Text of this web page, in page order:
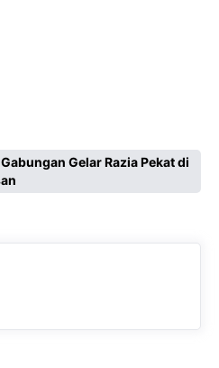
Gelar Razia Pekat di